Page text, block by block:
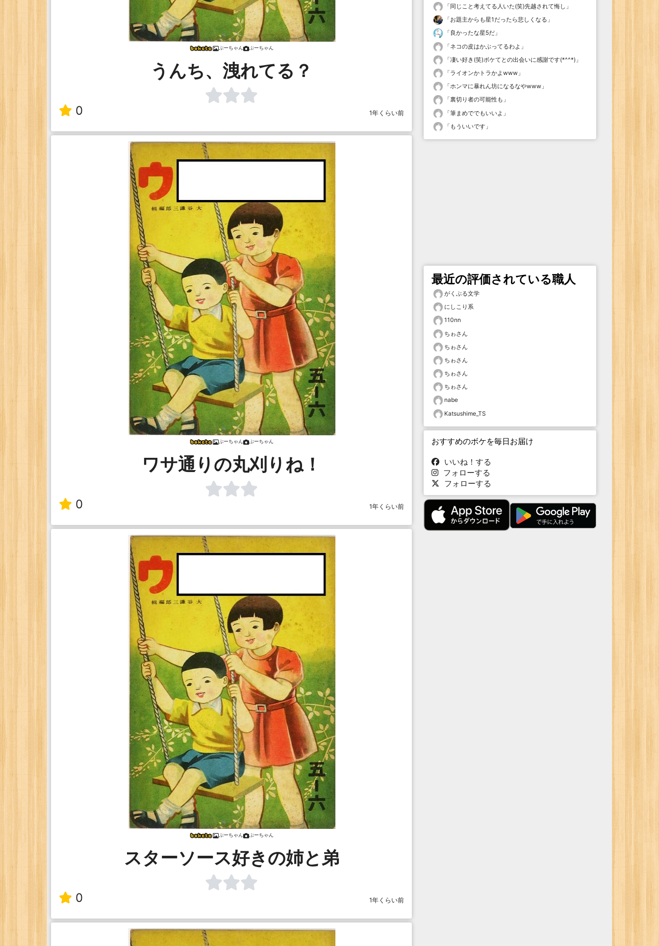
ぷーちゃん ぷーちゃん
うんち、洩れてる？
0 1年くらい前
ぷーちゃん ぷーちゃん
ワサ通りの丸刈りね！
0 1年くらい前
ぷーちゃん ぷーちゃん
スターソース好きの姉と弟
0 1年くらい前
「同じこと考えてる人いた(笑)先越されて悔し 」
「お題主からも星1だったら悲しくなる 」
「 良かったな星5だ 」
「ネコの皮はかぶってるわよ 」
「凄い好き(笑)ボケてとの出会いに感謝です(*^^*) 」
「ライオンかトラかよwww 」
「ホンマに暴れん坊になるなやwww 」
「裏切り者の可能性も 」
「筆まめででもいいよ 」
「 もういいです 」
最近の評価されている職人
がくぶる文学
にしこり系
110nn
ちゎさん
ちゎさん
ちゎさん
ちゎさん
ちゎさん
nabe
Katsushime_TS
おすすめのボケを毎日お届け
いいね！する
フォローする
フォローする